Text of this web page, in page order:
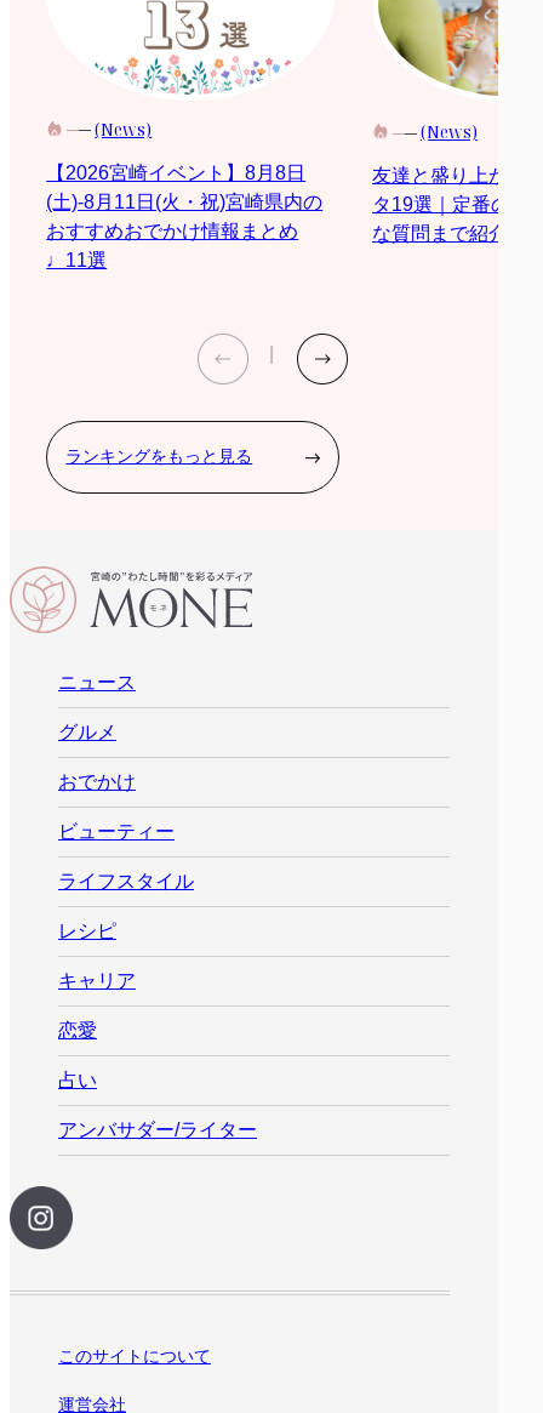
(News)
【2026宮崎イベント】8月8日
(土)-8月11日(火・祝)宮崎県内の
おすすめおでかけ情報まとめ
♩11選
(News)
友達と盛り上がる
タ19選｜定番の質
な質問まで紹介
ランキングをもっと見る
ニュース
グルメ
おでかけ
ビューティー
ライフスタイル
レシピ
キャリア
恋愛
占い
アンバサダー/ライター
このサイトについて
運営会社